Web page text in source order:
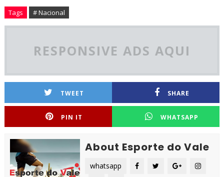
Tags # Nacional
RESPONSIVE ADS AQUI
TWEET SHARE
PIN IT WHATSAPP
About Esporte do Vale
whatsapp